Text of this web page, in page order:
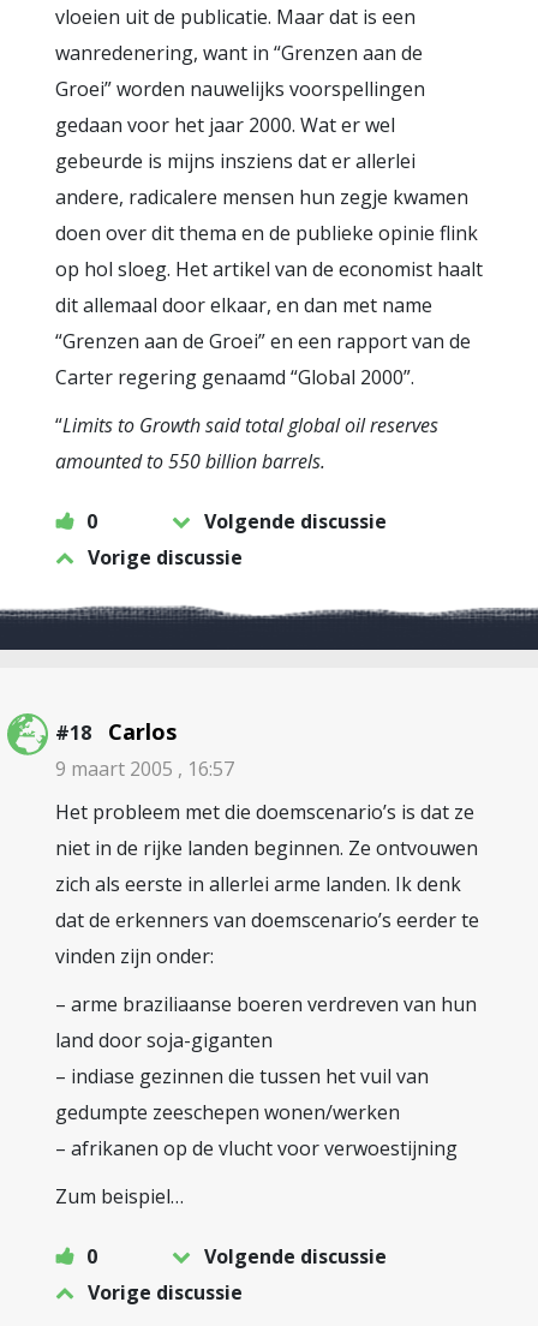
vloeien uit de publicatie. Maar dat is een
wanredenering, want in “Grenzen aan de
Groei” worden nauwelijks voorspellingen
gedaan voor het jaar 2000. Wat er wel
gebeurde is mijns insziens dat er allerlei
andere, radicalere mensen hun zegje kwamen
doen over dit thema en de publieke opinie flink
op hol sloeg. Het artikel van de economist haalt
dit allemaal door elkaar, en dan met name
“Grenzen aan de Groei” en een rapport van de
Carter regering genaamd “Global 2000”.
“Limits to Growth said total global oil reserves
amounted to 550 billion barrels.
0
Volgende discussie
Vorige discussie
#18 Carlos
9 maart 2005 , 16:57
Het probleem met die doemscenario’s is dat ze
niet in de rijke landen beginnen. Ze ontvouwen
zich als eerste in allerlei arme landen. Ik denk
dat de erkenners van doemscenario’s eerder te
vinden zijn onder:
– arme braziliaanse boeren verdreven van hun
land door soja-giganten
– indiase gezinnen die tussen het vuil van
gedumpte zeeschepen wonen/werken
– afrikanen op de vlucht voor verwoestijning
Zum beispiel…
0
Volgende discussie
Vorige discussie